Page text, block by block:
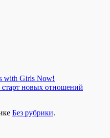
with Girls Now!
старт новых отношений
Без рубрики.